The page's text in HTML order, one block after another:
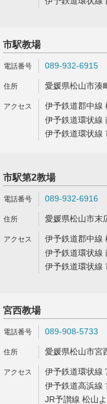
市駅教場
089-932-6915
愛媛県松山市湊
伊予鉄道郡中線
伊予鉄道環状線
伊予鉄道環状線
市駅第2教場
089-932-6916
愛媛県松山市末
伊予鉄道郡中線
伊予鉄道環状線
伊予鉄道環状線
宮西教場
089-908-5733
愛媛県松山市宮
伊予鉄道環状線
伊予鉄道高浜線
JR予讃線 松山